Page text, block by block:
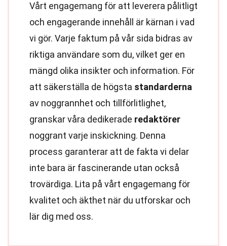
Vårt engagemang för att leverera pålitligt
och engagerande innehåll är kärnan i vad
vi gör. Varje faktum på vår sida bidras av
riktiga användare som du, vilket ger en
mängd olika insikter och information. För
att säkerställa de högsta standarderna
av noggrannhet och tillförlitlighet,
granskar våra dedikerade redaktörer
noggrant varje inskickning. Denna
process garanterar att de fakta vi delar
inte bara är fascinerande utan också
trovärdiga. Lita på vårt engagemang för
kvalitet och äkthet när du utforskar och
lär dig med oss.